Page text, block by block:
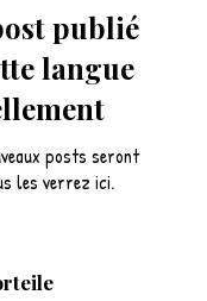
publié
langue
posts seront
les verrez ici.